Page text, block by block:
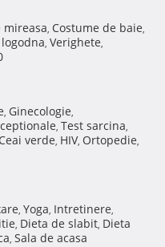
mireasa, Costume de baie,
, Verighete,
, Ginecologie,
, Test sarcina,
Ceai verde, HIV, Ortopedie,
, Yoga, Intretinere,
, Dieta de slabit, Dieta
, Sala de acasa